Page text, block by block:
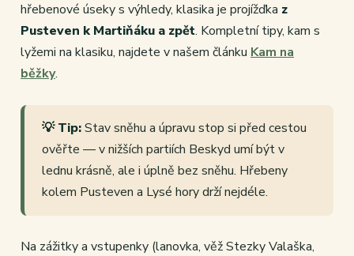
hřebenové úseky s výhledy, klasika je projížďka z
Pusteven k Martiňáku a zpět. Kompletní tipy, kam s
lyžemi na klasiku, najdete v našem článku Kam na
běžky.
💡 Tip:Stav sněhu a úpravu stop si před cestou
ověřte — v nižších partiích Beskyd umí být v
lednu krásně, ale i úplně bez sněhu. Hřebeny
kolem Pusteven a Lysé hory drží nejdéle.
Na zážitky a vstupenky (lanovka, věž Stezky Valaška,